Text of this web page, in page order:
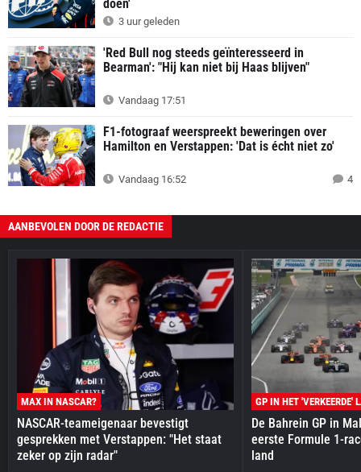
doen'
3 uur geleden
'Red Bull nog steeds geïnteresseerd in
Bearman': "Hij kan niet bij Haas blijven"
Vandaag 17:51
F1-fotograaf weerspreekt beweringen over
Hamilton en Verstappen: 'Dat is écht niet zo'
Vandaag 16:52 4
AANBEVOLEN DOOR DE REDACTIE
MAX IN NASCAR?
NASCAR-teameigenaar bevestigt
gesprekken met Verstappen: "Het staat
zeker op zijn radar"
GP IN HET 'VERKEERDE'
De Bahrein GP in
eerste Formule 1-
land